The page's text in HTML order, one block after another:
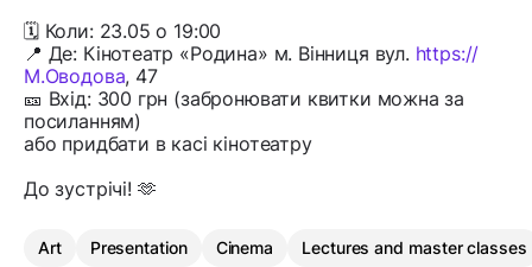
🗓 Коли: 23.05 о 19:00
📍 Де: Кінотеатр «Родина» м. Вінниця вул. https://
М.Оводова, 47
🎫 Вхід: 300 грн (забронювати квитки можна за
посиланням)
або придбати в касі кінотеатру
До зустрічі! 🫶
Art Presentation Cinema Lectures and master classes